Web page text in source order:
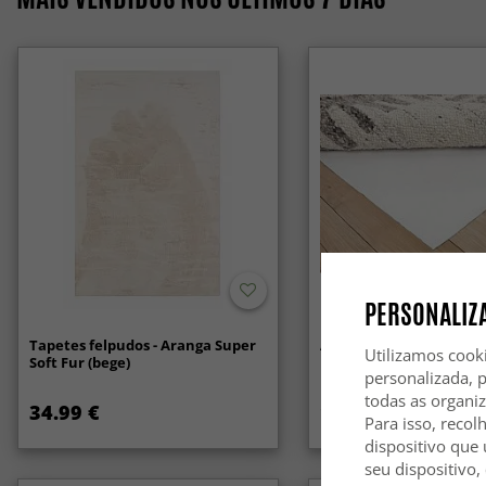
Tapetes felpudos - Aranga Super
Soft Fur (bege)
34.99 €
Anti-slip/Halkskydd
14.99 €
Utilizamos
personalizada,
todas as
Para isso,
dispositivo que
seu